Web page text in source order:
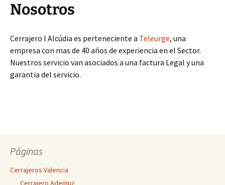
Nosotros
Cerrajero l Alcúdia es perteneciente a Teleurge, una
empresa con mas de 40 años de experiencia en el Sector.
Nuestros servicio van asociados a una factura Legal y una
garantia del servicio.
Páginas
Cerrajeros Valencia